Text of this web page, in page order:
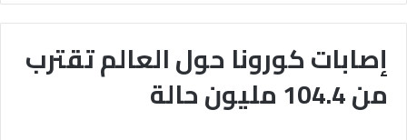
إصابات كورونا حول العالم تقترب
من 104.4 مليون حالة